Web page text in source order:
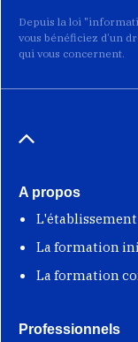
Depuis la loi
vous bénéficiez d’un
qui vous concernent.
A propos
L'établissement
La formation
La formation
Professionnels